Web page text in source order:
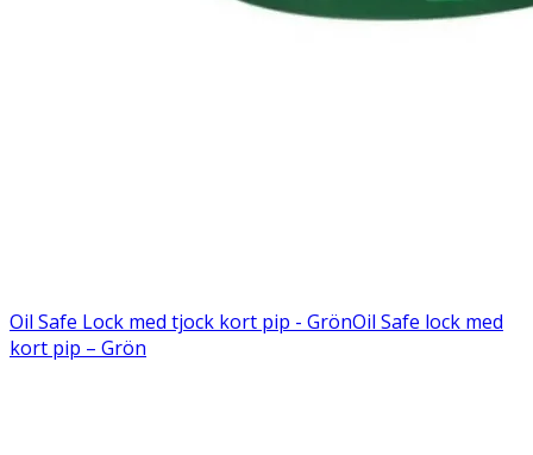
Oil Safe Lock med tjock kort pip - GrönOil Safe lock med
kort pip – Grön